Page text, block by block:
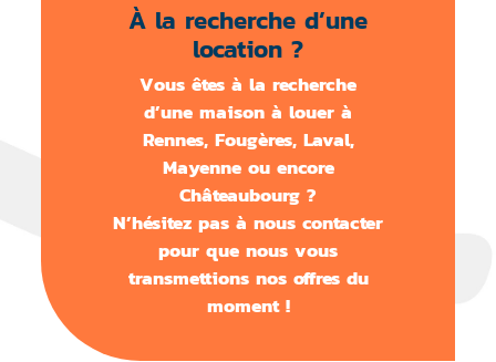
À la recherche d’une
location ?
Vous êtes à la recherche
d’une maison à louer à
Rennes, Fougères, Laval,
Mayenne ou encore
Châteaubourg ?
N’hésitez pas à nous contacter
pour que nous vous
transmettions nos offres du
moment !